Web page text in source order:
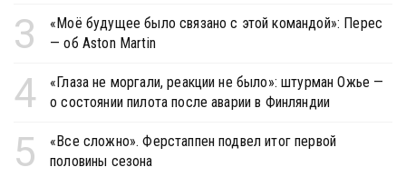
3
«Моё будущее было связано с этой командой»: Перес
— об Aston Martin
4
«Глаза не моргали, реакции не было»: штурман Ожье —
о состоянии пилота после аварии в Финляндии
5
«Все сложно». Ферстаппен подвел итог первой
половины сезона